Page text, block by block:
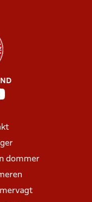
dommer